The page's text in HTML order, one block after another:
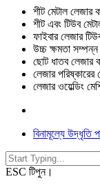
শীট মেটাল লেজার
শীট এবং টিউব
ফাইবার লেজার
উচ্চ ক্ষমতা সম্পন্ন
ছোট ধাতব লেজার
লেজার পরিষ্কারের
লেজার ওয়েল্ডিং
বিনামূল্যে উদ্ধৃতি
ESC টিপুন।